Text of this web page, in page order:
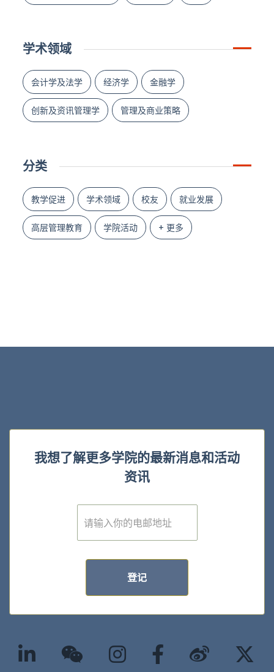
学术领域
会计学及法学 经济学 金融学
创新及资讯管理学 管理及商业策略
分类
教学促进 学术领域 校友 就业发展
高层管理教育 学院活动 + 更多
我想了解更多学院的最新消息和活动
资讯
E
m
登记